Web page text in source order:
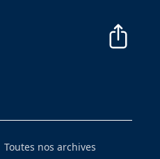
Toutes nos archives